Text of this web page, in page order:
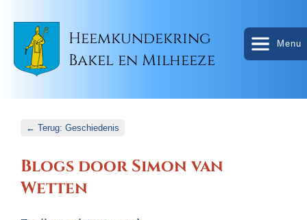
Heemkundekring
Bakel en Milheeze
Menu
← Terug: Geschiedenis
Blogs door Simon van
Wetten